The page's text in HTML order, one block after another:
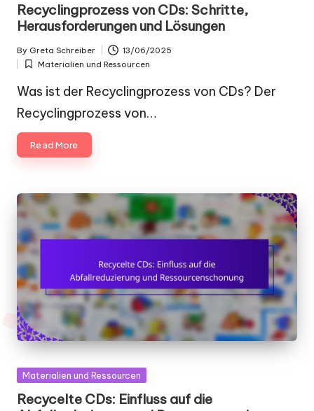
Recyclingprozess von CDs: Schritte,
Herausforderungen und Lösungen
Posted
by
By Greta Schreiber 13/06/2025
Posted
in
Materialien und Ressourcen
Was ist der Recyclingprozess von CDs? Der
Recyclingprozess von…
Read More
Posted
Materialien und Ressourcen
Recycelte CDs: Einfluss auf die